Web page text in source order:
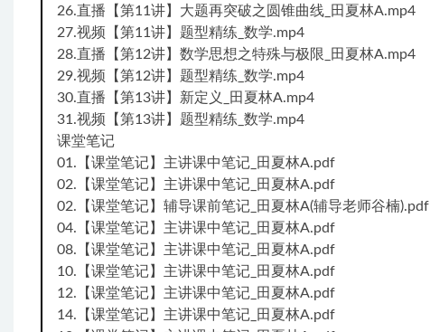
26.直播【第11讲】大题再突破之圆锥曲线_田夏林A.mp4
27.视频【第11讲】题型精练_数学.mp4
28.直播【第12讲】数学思想之特殊与极限_田夏林A.mp4
29.视频【第12讲】题型精练_数学.mp4
30.直播【第13讲】新定义_田夏林A.mp4
31.视频【第13讲】题型精练_数学.mp4
课堂笔记
01.【课堂笔记】主讲课中笔记_田夏林A.pdf
02.【课堂笔记】主讲课中笔记_田夏林A.pdf
02.【课堂笔记】辅导课前笔记_田夏林A(辅导老师谷楠).pdf
04.【课堂笔记】主讲课中笔记_田夏林A.pdf
08.【课堂笔记】主讲课中笔记_田夏林A.pdf
10.【课堂笔记】主讲课中笔记_田夏林A.pdf
12.【课堂笔记】主讲课中笔记_田夏林A.pdf
14.【课堂笔记】主讲课中笔记_田夏林A.pdf